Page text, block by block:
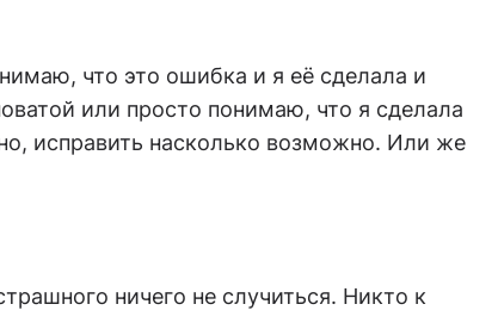
что это ошибка и я её сделала и
или просто понимаю, что я сделала
исправить насколько возможно. Или же
ничего не случиться. Никто к